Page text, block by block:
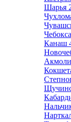
Шарья
Канаш